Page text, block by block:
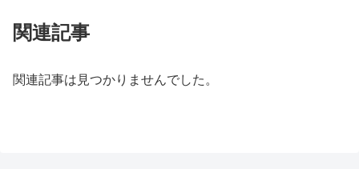
関連記事
関連記事は見つかりませんでした。